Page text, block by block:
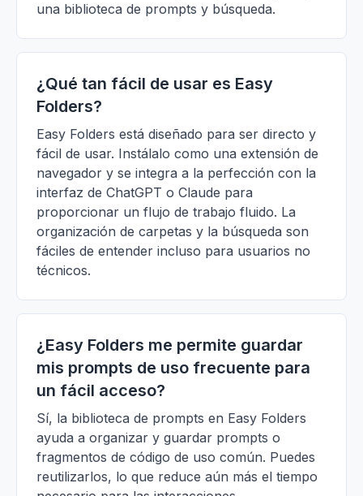
una biblioteca de prompts y búsqueda.
¿Qué tan fácil de usar es Easy
Folders?
Easy Folders está diseñado para ser directo y
fácil de usar. Instálalo como una extensión de
navegador y se integra a la perfección con la
interfaz de ChatGPT o Claude para
proporcionar un flujo de trabajo fluido. La
organización de carpetas y la búsqueda son
fáciles de entender incluso para usuarios no
técnicos.
¿Easy Folders me permite guardar
mis prompts de uso frecuente para
un fácil acceso?
Sí, la biblioteca de prompts en Easy Folders
ayuda a organizar y guardar prompts o
fragmentos de código de uso común. Puedes
reutilizarlos, lo que reduce aún más el tiempo